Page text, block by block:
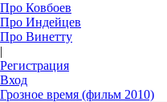
Про Ковбоев
Про Индейцев
Про Винетту
|
Регистрация
Вход
Грозное время (фильм 2010)